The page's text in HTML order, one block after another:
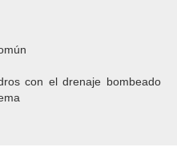
con el drenaje bombeado